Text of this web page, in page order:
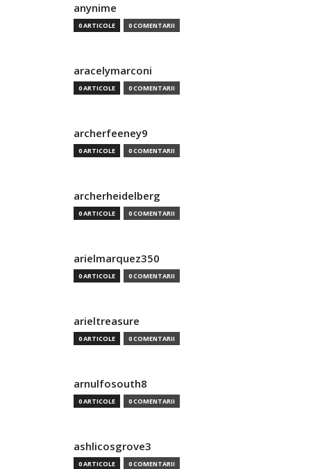
anynime
0 ARTICOLE 0 COMENTARII
aracelymarconi
0 ARTICOLE 0 COMENTARII
archerfeeney9
0 ARTICOLE 0 COMENTARII
archerheidelberg
0 ARTICOLE 0 COMENTARII
arielmarquez350
0 ARTICOLE 0 COMENTARII
arieltreasure
0 ARTICOLE 0 COMENTARII
arnulfosouth8
0 ARTICOLE 0 COMENTARII
ashlicosgrove3
0 ARTICOLE 0 COMENTARII